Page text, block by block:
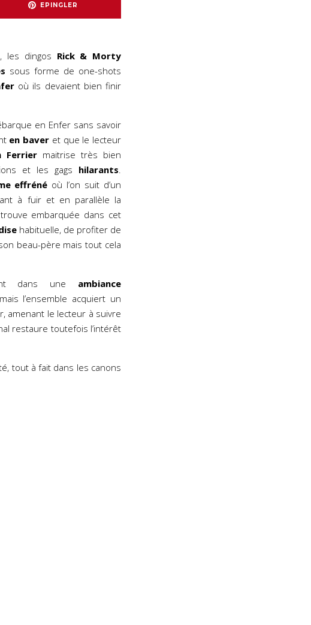
EPINGLER
les dingos Rick & Morty
sous forme de one-shots
où ils devaient bien finir
en Enfer sans savoir
en baver et que le lecteur
Ferriermaitrise très bien
et les gags hilarants.
effréné où l’on suit d’un
à fuir et en parallèle la
embarquée dans cet
habituelle, de profiter de
beau-père mais tout cela
dans une ambiance
l’ensemble acquiert un
amenant le lecteur à suivre
restaure toutefois l’intérêt
tout à fait dans les canons